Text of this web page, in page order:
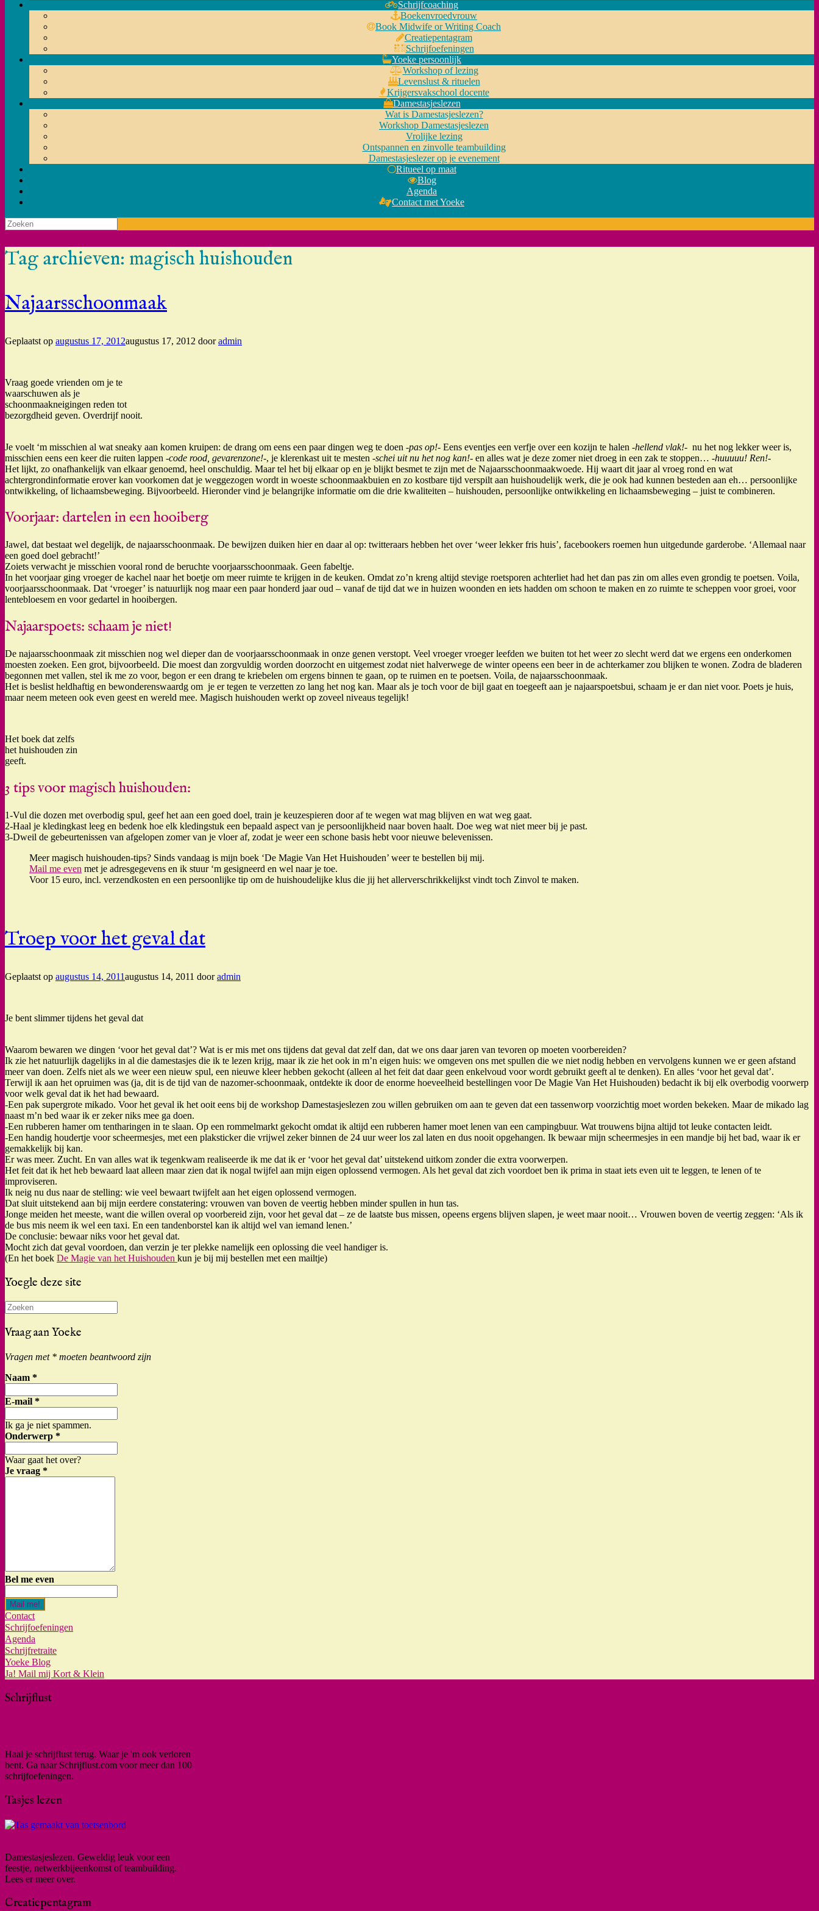
Schrijfcoaching
Boekenvroedvrouw
Book Midwife or Writing Coach
Creatiepentagram
Schrijfoefeningen
Yoeke persoonlijk
Workshop of lezing
Levenslust & rituelen
Krijgersvakschool docente
Damestasjeslezen
Wat is Damestasjeslezen?
Workshop Damestasjeslezen
Vrolijke lezing
Ontspannen en zinvolle teambuilding
Damestasjeslezer op je evenement
Ritueel op maat
Blog
Agenda
Contact met Yoeke
Zoeken
naar:
Tag archieven: magisch huishouden
Najaarsschoonmaak
Geplaatst op augustus 17, 2012augustus 17, 2012 dooradmin
Vraag goede vrienden om je te
waarschuwen als je
schoonmaakneigingen reden tot
bezorgdheid geven. Overdrijf nooit.
Je voelt ‘m misschien al wat sneaky aan komen kruipen: de drang om eens een paar dingen weg te doen -pas op!- Eens eventjes een verfje over een kozijn te halen -hellend vlak!- nu het nog lekker weer is,
misschien eens een keer die ruiten lappen -code rood, gevarenzone!-, je klerenkast uit te mesten -schei uit nu het nog kan!- en alles wat je deze zomer niet droeg in een zak te stoppen… -huuuuu! Ren!-
Het lijkt, zo onafhankelijk van elkaar genoemd, heel onschuldig. Maar tel het bij elkaar op en je blijkt besmet te zijn met de Najaarsschoonmaakwoede. Hij waart dit jaar al vroeg rond en wat
achtergrondinformatie erover kan voorkomen dat je weggezogen wordt in woeste schoonmaakbuien en zo kostbare tijd verspilt aan huishoudelijk werk, die je ook had kunnen besteden aan eh… persoonlijke
ontwikkeling, of lichaamsbeweging. Bijvoorbeeld. Hieronder vind je belangrijke informatie om die drie kwaliteiten – huishouden, persoonlijke ontwikkeling en lichaamsbeweging – juist te combineren.
Voorjaar: dartelen in een hooiberg
Jawel, dat bestaat wel degelijk, de najaarsschoonmaak. De bewijzen duiken hier en daar al op: twitteraars hebben het over ‘weer lekker fris huis’, facebookers roemen hun uitgedunde garderobe. ‘Allemaal naar
een goed doel gebracht!’
Zoiets verwacht je misschien vooral rond de beruchte voorjaarsschoonmaak. Geen fabeltje.
In het voorjaar ging vroeger de kachel naar het boetje om meer ruimte te krijgen in de keuken. Omdat zo’n kreng altijd stevige roetsporen achterliet had het dan pas zin om alles even grondig te poetsen. Voila,
voorjaarsschoonmaak. Dat ‘vroeger’ is natuurlijk nog maar een paar honderd jaar oud – vanaf de tijd dat we in huizen woonden en iets hadden om schoon te maken en zo ruimte te scheppen voor groei, voor
lentebloesem en voor gedartel in hooibergen.
Najaarspoets: schaam je niet!
De najaarsschoonmaak zit misschien nog wel dieper dan de voorjaarsschoonmaak in onze genen verstopt. Veel vroeger vroeger leefden we buiten tot het weer zo slecht werd dat we ergens een onderkomen
moesten zoeken. Een grot, bijvoorbeeld. Die moest dan zorgvuldig worden doorzocht en uitgemest zodat niet halverwege de winter opeens een beer in de achterkamer zou blijken te wonen. Zodra de bladeren
begonnen met vallen, stel ik me zo voor, begon er een drang te kriebelen om ergens binnen te gaan, op te ruimen en te poetsen. Voila, de najaarsschoonmaak.
Het is beslist heldhaftig en bewonderenswaardg om je er tegen te verzetten zo lang het nog kan. Maar als je toch voor de bijl gaat en toegeeft aan je najaarspoetsbui, schaam je er dan niet voor. Poets je huis,
maar neem meteen ook even geest en wereld mee. Magisch huishouden werkt op zoveel niveaus tegelijk!
Het boek dat zelfs
het huishouden zin
geeft.
3 tips voor magisch huishouden:
1-Vul die dozen met overbodig spul, geef het aan een goed doel, train je keuzespieren door af te wegen wat mag blijven en wat weg gaat.
2-Haal je kledingkast leeg en bedenk hoe elk kledingstuk een bepaald aspect van je persoonlijkheid naar boven haalt. Doe weg wat niet meer bij je past.
3-Dweil de gebeurtenissen van afgelopen zomer van je vloer af, zodat je weer een schone basis hebt voor nieuwe belevenissen.
Meer magisch huishouden-tips? Sinds vandaag is mijn boek ‘De Magie Van Het Huishouden’ weer te bestellen bij mij.
Mail me even met je adresgegevens en ik stuur ‘m gesigneerd en wel naar je toe.
Voor 15 euro, incl. verzendkosten en een persoonlijke tip om de huishoudelijke klus die jij het allerverschrikkelijkst vindt toch Zinvol te maken.
Troep voor het geval dat
Geplaatst op augustus 14, 2011augustus 14, 2011 dooradmin
Je bent slimmer tijdens het geval dat
Waarom bewaren we dingen ‘voor het geval dat’? Wat is er mis met ons tijdens dat geval dat zelf dan, dat we ons daar jaren van tevoren op moeten voorbereiden?
Ik zie het natuurlijk dagelijks in al die damestasjes die ik te lezen krijg, maar ik zie het ook in m’n eigen huis: we omgeven ons met spullen die we niet nodig hebben en vervolgens kunnen we er geen afstand
meer van doen. Zelfs niet als we weer een nieuw spul, een nieuwe kleer hebben gekocht (alleen al het feit dat daar geen enkelvoud voor wordt gebruikt geeft al te denken). En alles ‘voor het geval dat’.
Terwijl ik aan het opruimen was (ja, dit is de tijd van de nazomer-schoonmaak, ontdekte ik door de enorme hoeveelheid bestellingen voor De Magie Van Het Huishouden) bedacht ik bij elk overbodig voorwerp
voor welk geval dat ik het had bewaard.
-Een pak supergrote mikado. Voor het geval ik het ooit eens bij de workshop Damestasjeslezen zou willen gebruiken om aan te geven dat een tassenworp voorzichtig moet worden bekeken. Maar de mikado lag
naast m’n bed waar ik er zeker niks mee ga doen.
-Een rubberen hamer om tentharingen in te slaan. Op een rommelmarkt gekocht omdat ik altijd een rubberen hamer moet lenen van een campingbuur. Wat trouwens bijna altijd tot leuke contacten leidt.
-Een handig houdertje voor scheermesjes, met een plaksticker die vrijwel zeker binnen de 24 uur weer los zal laten en dus nooit opgehangen. Ik bewaar mijn scheermesjes in een mandje bij het bad, waar ik er
gemakkelijk bij kan.
Er was meer. Zucht. En van alles wat ik tegenkwam realiseerde ik me dat ik er ‘voor het geval dat’ uitstekend uitkom zonder die extra voorwerpen.
Het feit dat ik het heb bewaard laat alleen maar zien dat ik nogal twijfel aan mijn eigen oplossend vermogen. Als het geval dat zich voordoet ben ik prima in staat iets even uit te leggen, te lenen of te
improviseren.
Ik neig nu dus naar de stelling: wie veel bewaart twijfelt aan het eigen oplossend vermogen.
Dat sluit uitstekend aan bij mijn eerdere constatering: vrouwen van boven de veertig hebben minder spullen in hun tas.
Jonge meiden het meeste, want die willen overal op voorbereid zijn, voor het geval dat – ze de laatste bus missen, opeens ergens blijven slapen, je weet maar nooit… Vrouwen boven de veertig zeggen: ‘Als ik
de bus mis neem ik wel een taxi. En een tandenborstel kan ik altijd wel van iemand lenen.’
De conclusie: bewaar niks voor het geval dat.
Mocht zich dat geval voordoen, dan verzin je ter plekke namelijk een oplossing die veel handiger is.
(En het boek De Magie van het Huishouden kun je bij mij bestellen met een mailtje)
Yoegle deze site
Zoeken
naar:
Vraag aan Yoeke
Vragen met * moeten beantwoord zijn
Naam *
E-mail *
Ik ga je niet spammen.
Onderwerp *
Waar gaat het over?
Je vraag *
Bel me even
Mail me!
Contact
Schrijfoefeningen
Agenda
Schrijfretraite
Yoeke Blog
Ja! Mail mij Kort & Klein
Schrijflust
Haal je schrijflust terug. Waar je 'm ook verloren
bent. Ga naar Schrijflust.com voor meer dan 100
schrijfoefeningen.
Tasjes lezen
Damestasjeslezen. Geweldig leuk voor een
feestje, netwerkbijeenkomst of teambuilding.
Lees er meer over.
Creatiepentagram